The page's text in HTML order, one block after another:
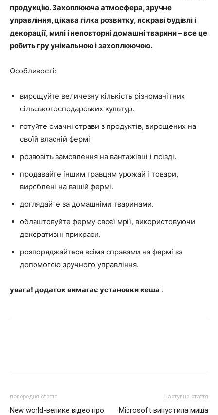
продукцію. Захоплююча атмосфера, зручне
управління, цікава гілка розвитку, яскраві будівлі і
декорації, милі і неповторні домашні тварини – все це
робить гру унікальною і захоплюючою.
Особливості:
вирощуйте величезну кількість різноманітних
сільськогосподарських культур.
готуйте смачні страви з продуктів, вирощених на
своїй власній фермі.
розвозіть замовлення на вантажівці і поїзді.
продавайте іншим гравцям урожай і товари,
вироблені на вашій фермі.
доглядайте за домашніми тваринами.
облаштовуйте ферму своєї мрії, використовуючи
декоративні прикраси.
розпоряджайтеся всіма справами на фермі за
допомогою зручного управління.
увага! додаток вимагає установки кеша :
попередня стаття
New world-велике відео про
наступна стаття
Microsoft випустила миша